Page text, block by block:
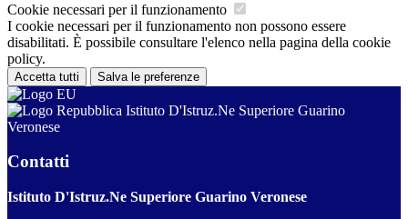
Cookie necessari per il funzionamento
I cookie necessari per il funzionamento non possono essere
disabilitati. È possibile consultare l'elenco nella pagina della cookie
policy.
Accetta tutti Salva le preferenze
Istituto D'Istruz.Ne Superiore Guarino
Veronese
Contatti
Istituto D'Istruz.Ne Superiore Guarino Veronese